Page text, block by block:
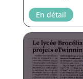
En détail